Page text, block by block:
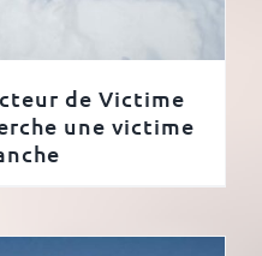
de Victime
une victime